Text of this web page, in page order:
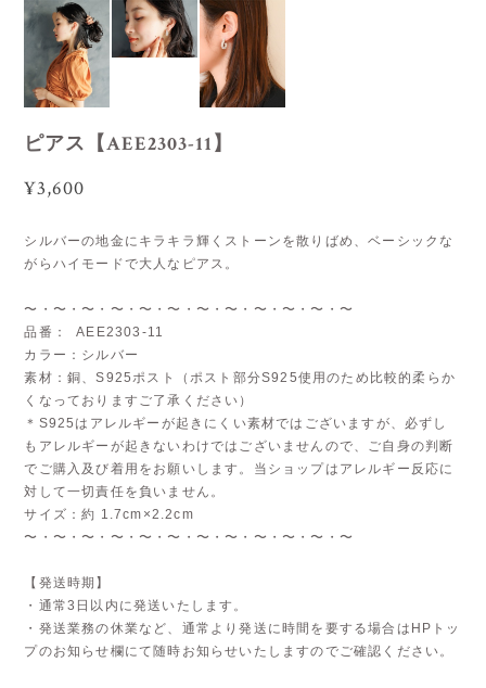
ピアス【AEE2303-11】
¥3,600
シルバーの地金にキラキラ輝くストーンを散りばめ、ベーシックな
がらハイモードで大人なピアス。
〜・〜・〜・〜・〜・〜・〜・〜・〜・〜・〜・〜
品番： AEE2303-11
カラー：シルバー
素材：銅、S925ポスト（ポスト部分S925使用のため比較的柔らか
くなっておりますご了承ください）
＊S925はアレルギーが起きにくい素材ではございますが、必ずし
もアレルギーが起きないわけではございませんので、ご自身の判断
でご購入及び着用をお願いします。当ショップはアレルギー反応に
対して一切責任を負いません。
サイズ：約 1.7cm×2.2cm
〜・〜・〜・〜・〜・〜・〜・〜・〜・〜・〜・〜
【発送時期】
・通常3日以内に発送いたします。
・発送業務の休業など、通常より発送に時間を要する場合はHPトッ
プのお知らせ欄にて随時お知らせいたしますのでご確認ください。